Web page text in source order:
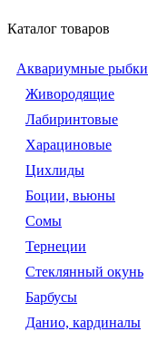
Каталог товаров
Аквариумные рыбки
Живородящие
Лабиринтовые
Харациновые
Цихлиды
Боции, вьюны
Сомы
Тернеции
Стеклянный окунь
Барбусы
Данио, кардиналы